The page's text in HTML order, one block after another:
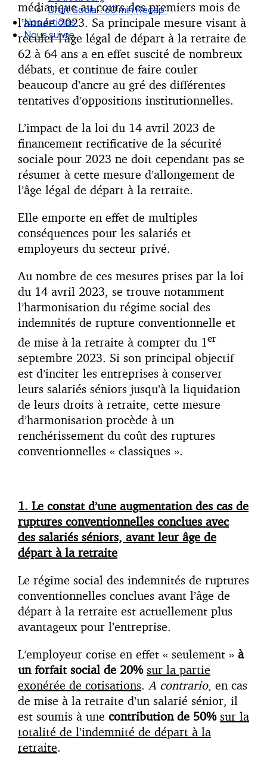
Droit Social : 60 min Recap’
Nos articles
Nous suivre
médiatique au cours des premiers mois de
l’année 2023. Sa principale mesure visant à
reculer l’âge légal de départ à la retraite de
62 à 64 ans a en effet suscité de nombreux
débats, et continue de faire couler
beaucoup d’ancre au gré des différentes
tentatives d’oppositions institutionnelles.
L’impact de la loi du 14 avril 2023 de
financement rectificative de la sécurité
sociale pour 2023 ne doit cependant pas se
résumer à cette mesure d’allongement de
l’âge légal de départ à la retraite.
Elle emporte en effet de multiples
conséquences pour les salariés et
employeurs du secteur privé.
Au nombre de ces mesures prises par la loi
du 14 avril 2023, se trouve notamment
l’harmonisation du régime social des
indemnités de rupture conventionnelle et
de mise à la retraite à compter du 1 er
septembre 2023. Si son principal objectif
est d’inciter les entreprises à conserver
leurs salariés séniors jusqu’à la liquidation
de leurs droits à retraite, cette mesure
d’harmonisation procède à un
renchérissement du coût des ruptures
conventionnelles « classiques ».
1. Le constat d’une augmentation des cas de
ruptures conventionnelles conclues avec
des salariés séniors, avant leur âge de
départ à la retraite
Le régime social des indemnités de ruptures
conventionnelles conclues avant l’âge de
départ à la retraite est actuellement plus
avantageux pour l’entreprise.
L’employeur cotise en effet « seulement » à
un forfait social de 20% sur la partie
exonérée de cotisations. A contrario, en cas
de mise à la retraite d’un salarié sénior, il
est soumis à une contribution de 50% sur la
totalité de l’indemnité de départ à la
retraite.